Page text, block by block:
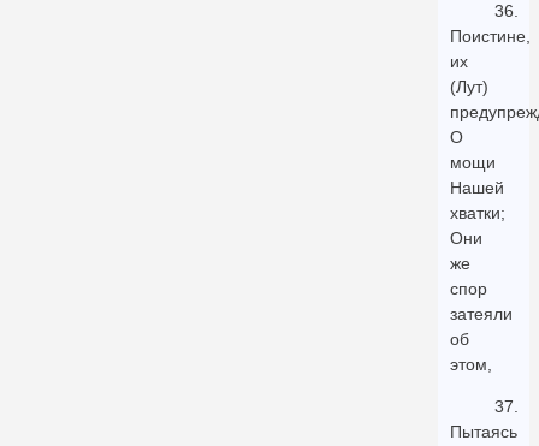
36.
Поистине,
их
(Лут)
О
мощи
Нашей
хватки;
Они
же
спор
затеяли
об
этом,
37.
Пытаясь